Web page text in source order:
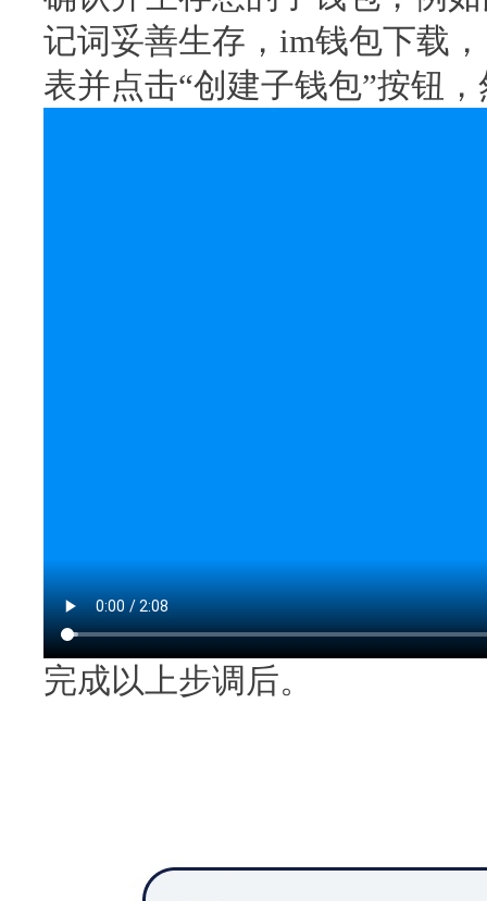
记词妥善生存，im钱包下载
表并点击“创建子钱包”按钮
完成以上步调后。